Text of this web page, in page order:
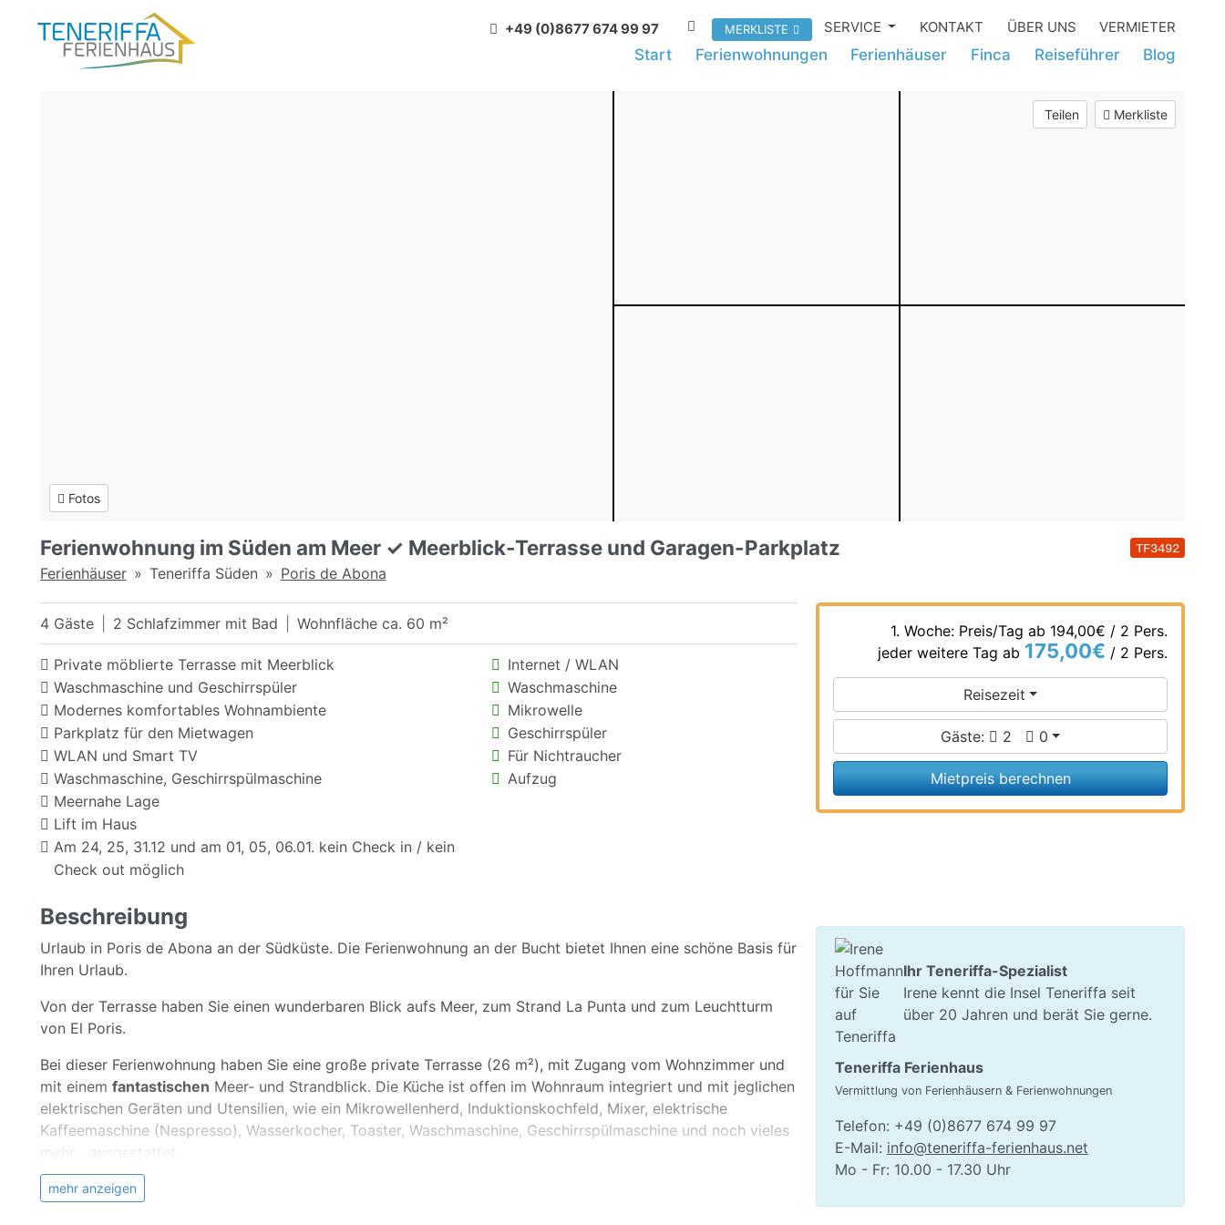
Start Ferienwohnungen Ferienhäuser Finca Reiseführer Blog
+49 (0)8677 674 99 97 MERKLISTE SERVICE KONTAKT ÜBER UNS VERMIETER
Teilen Merkliste
Fotos
TF3492
Ferienwohnung im Süden am Meer ✓ Meerblick-Terrasse und Garagen-Parkplatz
Ferienhäuser Teneriffa Süden Poris de Abona
1. Woche: Preis/Tag ab 194,00€ / 2 Pers.
jeder weitere Tag ab 175,00€ / 2 Pers.
Reisezeit
Gäste: 2 0
Mietpreis berechnen
4 Gäste 2 Schlafzimmer mit Bad Wohnfläche ca. 60 m²
Internet / WLAN
Waschmaschine
Mikrowelle
Geschirrspüler
Für Nichtraucher
Aufzug
Private möblierte Terrasse mit Meerblick
Waschmaschine und Geschirrspüler
Modernes komfortables Wohnambiente
Parkplatz für den Mietwagen
WLAN und Smart TV
Waschmaschine, Geschirrspülmaschine
Meernahe Lage
Lift im Haus
Am 24, 25, 31.12 und am 01, 05, 06.01. kein Check in / kein
Check out möglich
Beschreibung
Urlaub in Poris de Abona an der Südküste. Die Ferienwohnung an der Bucht bietet Ihnen eine schöne Basis für
Ihren Urlaub.
Von der Terrasse haben Sie einen wunderbaren Blick aufs Meer, zum Strand La Punta und zum Leuchtturm
von El Poris.
Bei dieser Ferienwohnung haben Sie eine große private Terrasse (26 m²), mit Zugang vom Wohnzimmer und
mit einem fantastischen Meer- und Strandblick. Die Küche ist offen im Wohnraum integriert und mit jeglichen
elektrischen Geräten und Utensilien, wie ein Mikrowellenherd, Induktionskochfeld, Mixer, elektrische
Kaffeemaschine (Nespresso), Wasserkocher, Toaster, Waschmaschine, Geschirrspülmaschine und noch vieles
mehr... ausgestattet.
Eines der Schlafzimmer hat ein Doppelbett (160x 200). Das andere Schlafzimmer hat zwei Einzelbetten (90x
mehr anzeigen
Ihr Teneriffa-Spezialist
Irene kennt die Insel Teneriffa seit
über 20 Jahren und berät Sie gerne.
Teneriffa Ferienhaus
Vermittlung von Ferienhäusern & Ferienwohnungen
Telefon: +49 (0)8677 674 99 97
E-Mail: info@teneriffa-ferienhaus.net
Mo - Fr: 10.00 - 17.30 Uhr